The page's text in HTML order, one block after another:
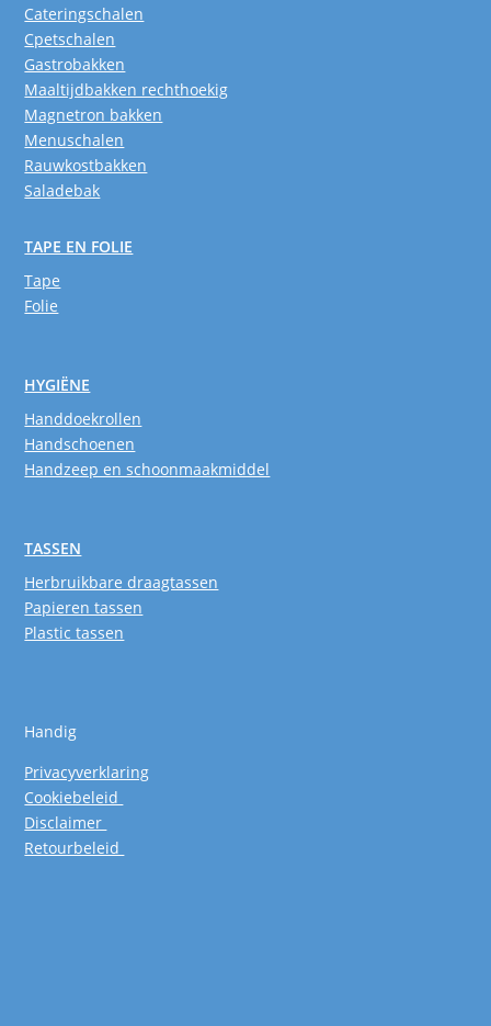
Cateringschalen
Cpetschalen
Gastrobakken
Maaltijdbakken rechthoekig
Magnetron bakken
Menuschalen
Rauwkostbakken
Saladebak
TAPE EN FOLIE
Tape
Folie
HYGIËNE
Handdoekrollen
Handschoenen
Handzeep en schoonmaakmiddel
TASSEN
Herbruikbare draagtassen
Papieren tassen
Plastic tassen
Handig
Privacyverklaring
Cookiebeleid
Disclaimer
Retourbeleid